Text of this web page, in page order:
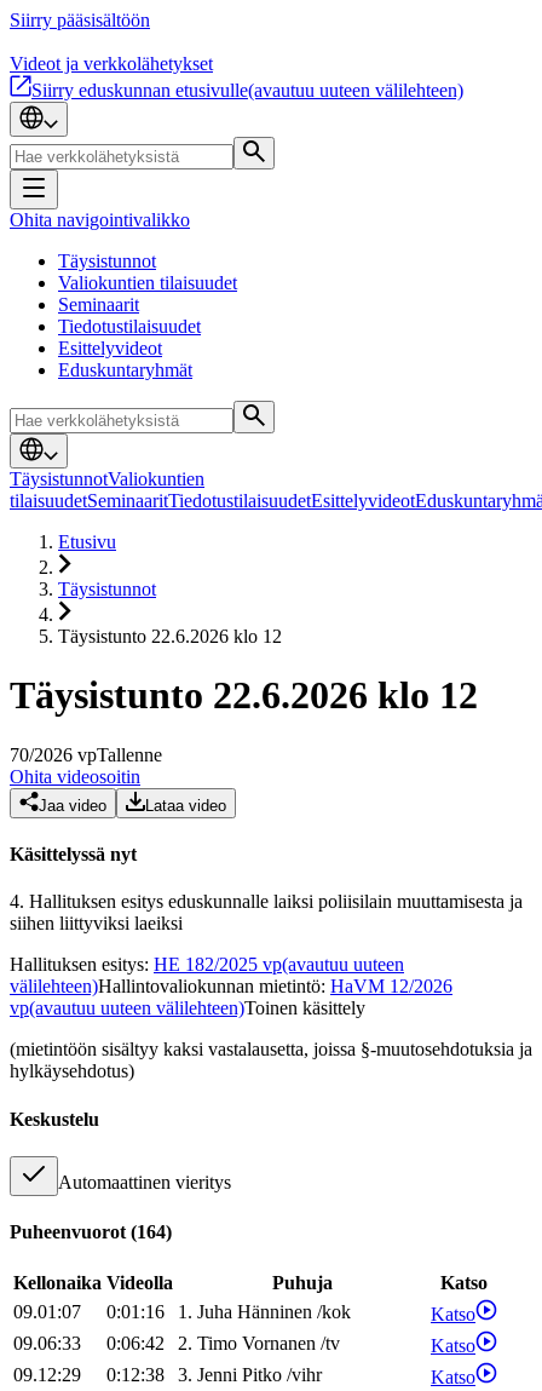
Siirry pääsisältöön
Videot ja verkkolähetykset
Siirry eduskunnan etusivulle(avautuu uuteen välilehteen)
Ohita navigointivalikko
Täysistunnot
Valiokuntien tilaisuudet
Seminaarit
Tiedotustilaisuudet
Esittelyvideot
Eduskuntaryhmät
TäysistunnotValiokuntien
tilaisuudetSeminaaritTiedotustilaisuudetEsittelyvideot
Etusivu
Täysistunnot
Täysistunto 22.6.2026 klo 12
Täysistunto 22.6.2026 klo 12
70/2026 vpTallenne
Ohita videosoitin
Jaa video Lataa video
Käsittelyssä nyt
4. Hallituksen esitys eduskunnalle laiksi poliisilain muuttamisesta ja
siihen liittyviksi laeiksi
Hallituksen esitys: HE 182/2025 vp(avautuu uuteen
välilehteen)Hallintovaliokunnan mietintö: HaVM 12/2026
vp(avautuu uuteen välilehteen)Toinen käsittely
(mietintöön sisältyy kaksi vastalausetta, joissa §-muutosehdotuksia ja
hylkäysehdotus)
Keskustelu
Automaattinen vieritys
Puheenvuorot (164)
Kellonaika Videolla Puhuja
Katso
09.01:07
0:01:16 1. Juha Hänninen /kok
Katso
09.06:33
0:06:42 2. Timo Vornanen /tv
Katso
09.12:29
0:12:38 3. Jenni Pitko /vihr
Katso